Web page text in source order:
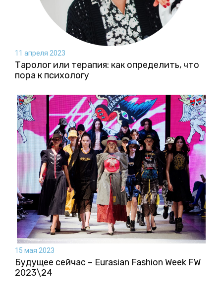
11 апреля 2023
Таролог или терапия: как определить, что
пора к психологу
15 мая 2023
Будущее сейчас – Eurasian Fashion Week FW
2023\24